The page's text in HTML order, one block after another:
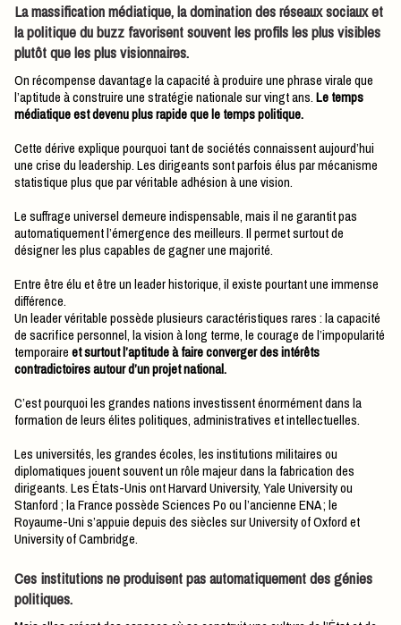
La massification médiatique, la domination des réseaux sociaux et
la politique du buzz favorisent souvent les profils les plus visibles
plutôt que les plus visionnaires.
On récompense davantage la capacité à produire une phrase virale que
l’aptitude à construire une stratégie nationale sur vingt ans.Le temps
médiatique est devenu plus rapide que le temps politique.
Cette dérive explique pourquoi tant de sociétés connaissent aujourd’hui
une crise du leadership. Les dirigeants sont parfois élus par mécanisme
statistique plus que par véritable adhésion à une vision.
Le suffrage universel demeure indispensable, mais il ne garantit pas
automatiquement l’émergence des meilleurs. Il permet surtout de
désigner les plus capables de gagner une majorité.
Entre être élu et être un leader historique, il existe pourtant une immense
différence.
Un leader véritable possède plusieurs caractéristiques rares : la capacité
de sacrifice personnel, la vision à long terme, le courage de l’impopularité
temporaireet surtout l’aptitude à faire converger des intérêts
contradictoires autour d’un projet national.
C’est pourquoi les grandes nations investissent énormément dans la
formation de leurs élites politiques, administratives et intellectuelles.
Les universités, les grandes écoles, les institutions militaires ou
diplomatiques jouent souvent un rôle majeur dans la fabrication des
dirigeants. Les États-Unis ont Harvard University, Yale University ou
Stanford ; la France possède Sciences Po ou l’ancienne ENA ; le
Royaume-Uni s’appuie depuis des siècles sur University of Oxford et
University of Cambridge.
Ces institutions ne produisent pas automatiquement des génies
politiques.